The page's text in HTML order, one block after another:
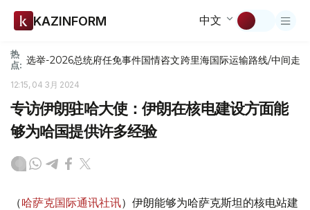
KAZINFORM 中文
热
点: 选举-2026总统府任免事件国情咨文跨里海国际运输路线/中间走廊
12:15, 04 3月 2024
专访伊朗驻哈大使：伊朗在核电建设方面能
够为哈国提供许多经验
（哈萨克国际通讯社讯）伊朗能够为哈萨克斯坦的核电站建